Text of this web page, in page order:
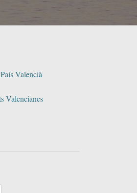
Valencià
Valencianes